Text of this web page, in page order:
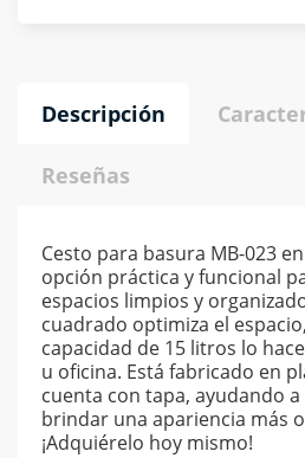
Descripción
Reseñas
Cesto para basura MB-023
opción práctica y funcional
espacios limpios y
cuadrado optimiza el
capacidad de 15 litros lo
u oficina. Está fabricado en
cuenta con tapa, ayudando
brindar una apariencia más
¡Adquiérelo hoy mismo!